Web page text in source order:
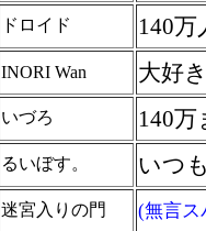
ドロイド 140
INORI Wan 大好
いづろ 140
るいぼす。 いつ
迷宮入りの門 (無言ス